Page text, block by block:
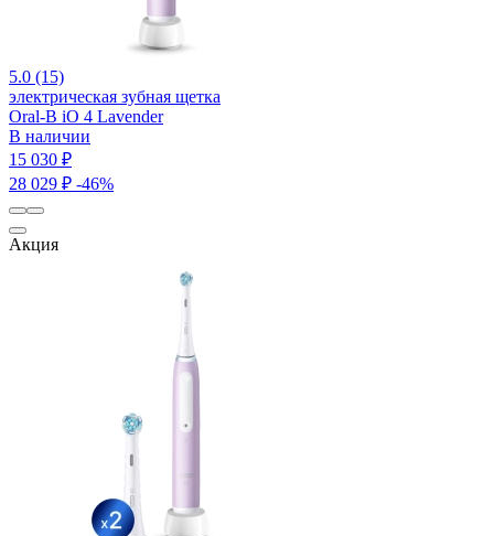
5.0 (15)
электрическая зубная щетка
Oral-B iO 4 Lavender
В наличии
15 030 ₽
28 029 ₽ -46%
Акция